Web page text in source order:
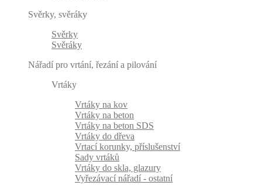
Svěrky, svěráky
Svěrky
Svěráky
Nářadí pro vrtání, řezání a pilování
Vrtáky
Vrtáky na kov
Vrtáky na beton
Vrtáky na beton SDS
Vrtáky do dřeva
Vrtací korunky, příslušenství
Sady vrtáků
Vrtáky do skla, glazury
Vyřezávací nářadí - ostatní